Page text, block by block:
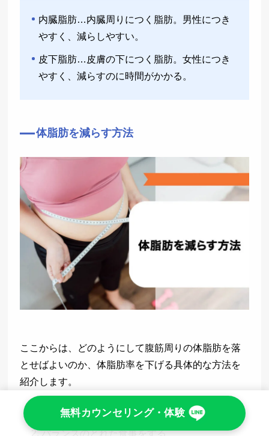
内臓脂肪…内臓周りにつく脂肪。男性につき
やすく、減らしやすい。
皮下脂肪…皮膚の下につく脂肪。女性につき
やすく、減らすのに時間がかかる。
体脂肪を減らす方法
ここからは、どのようにして腹筋周りの体脂肪を落
とせばよいのか、体脂肪率を下げる具体的な方法を
紹介します。
摂取カロリーの量を調整する
バランスのとれた食事をする
無料カウンセリング・体験